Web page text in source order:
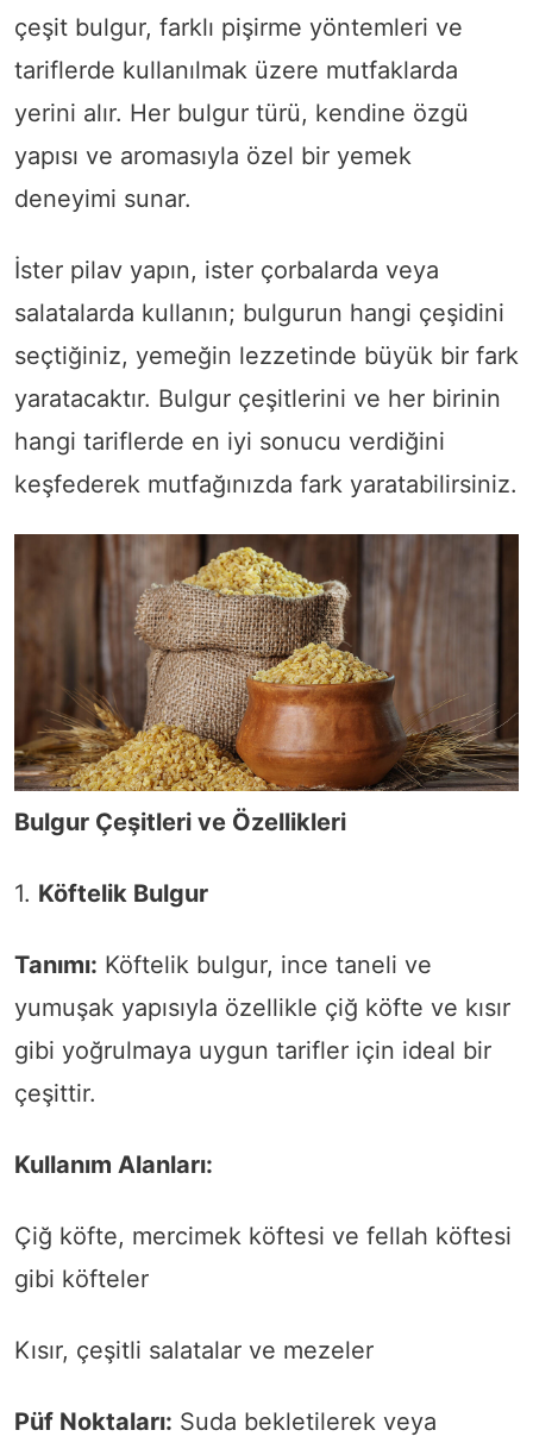
çeşit bulgur, farklı pişirme yöntemleri ve
tariflerde kullanılmak üzere mutfaklarda
yerini alır. Her bulgur türü, kendine özgü
yapısı ve aromasıyla özel bir yemek
deneyimi sunar.
İster pilav yapın, ister çorbalarda veya
salatalarda kullanın; bulgurun hangi çeşidini
seçtiğiniz, yemeğin lezzetinde büyük bir fark
yaratacaktır. Bulgur çeşitlerini ve her birinin
hangi tariflerde en iyi sonucu verdiğini
keşfederek mutfağınızda fark yaratabilirsiniz.
Bulgur Çeşitleri ve Özellikleri
1. Köftelik Bulgur
Tanımı: Köftelik bulgur, ince taneli ve
yumuşak yapısıyla özellikle çiğ köfte ve kısır
gibi yoğrulmaya uygun tarifler için ideal bir
çeşittir.
Kullanım Alanları:
Çiğ köfte, mercimek köftesi ve fellah köftesi
gibi köfteler
Kısır, çeşitli salatalar ve mezeler
Püf Noktaları: Suda bekletilerek veya